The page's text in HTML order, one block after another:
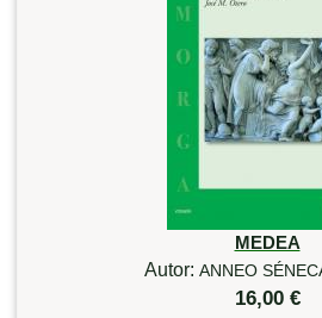
MEDEA
Autor: ANNEO
16,00 €